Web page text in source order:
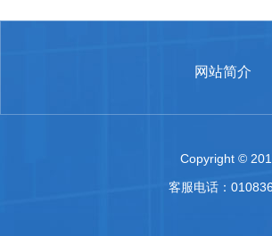
网站简介
Copyright ©
客服电话：